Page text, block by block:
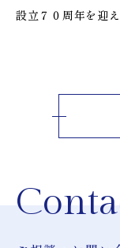
設立７０周年を迎